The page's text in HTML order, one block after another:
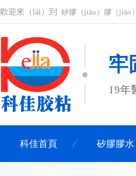
歡迎來（lái）到 矽膠（jiāo）膠（jiāo
牢
19年
科佳首頁 矽膠膠水